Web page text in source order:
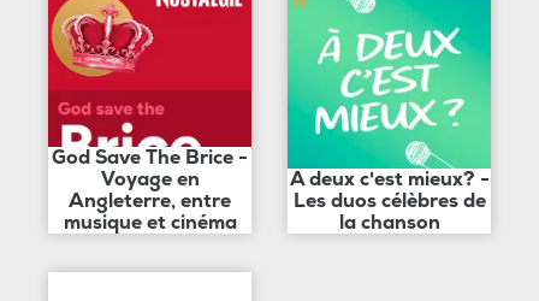
God Save The Brice -
Voyage en
Angleterre, entre
musique et cinéma
A deux c'est mieux? -
Les duos célèbres de
la chanson